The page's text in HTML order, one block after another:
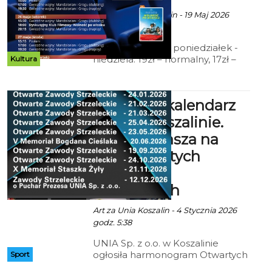
Kultura
Ala za CK 105 Koszalin - 19 Maj 2026
godz. 8:51
Cennik: Bilety 2D poniedziałek -
niedziela: 19zł – normalny, 17zł –
Mieszkańca (honorowana w
niedziele), Dyskusyjny Klub
Filmowy, Szminka Movie; 12zł –
Kino Małego Widza.
Sport
Strzelecki kalendarz
2026 w Koszalinie.
UNIA zaprasza na
cykl Otwartych
Zawodów
Strzeleckich
Art za Unia Koszalin - 4 Stycznia 2026
godz. 5:38
UNIA Sp. z o.o. w Koszalinie
ogłosiła harmonogram Otwartych